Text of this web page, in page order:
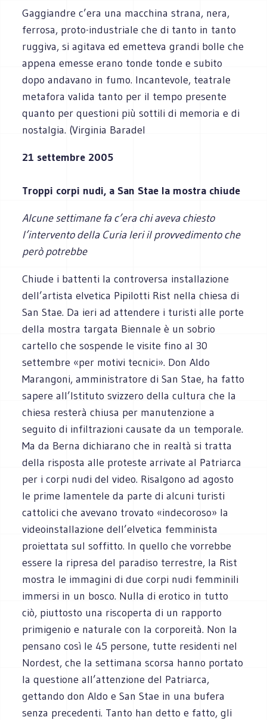
Gaggiandre c’era una macchina strana, nera,
ferrosa, proto-industriale che di tanto in tanto
ruggiva, si agitava ed emetteva grandi bolle che
appena emesse erano tonde tonde e subito
dopo andavano in fumo. Incantevole, teatrale
metafora valida tanto per il tempo presente
quanto per questioni più sottili di memoria e di
nostalgia. (Virginia Baradel
21 settembre 2005
Troppi corpi nudi, a San Stae la mostra chiude
Alcune settimane fa c’era chi aveva chiesto
l’intervento della Curia Ieri il provvedimento che
però potrebbe
Chiude i battenti la controversa installazione
dell’artista elvetica Pipilotti Rist nella chiesa di
San Stae. Da ieri ad attendere i turisti alle porte
della mostra targata Biennale è un sobrio
cartello che sospende le visite fino al 30
settembre «per motivi tecnici». Don Aldo
Marangoni, amministratore di San Stae, ha fatto
sapere all’Istituto svizzero della cultura che la
chiesa resterà chiusa per manutenzione a
seguito di infiltrazioni causate da un temporale.
Ma da Berna dichiarano che in realtà si tratta
della risposta alle proteste arrivate al Patriarca
per i corpi nudi del video. Risalgono ad agosto
le prime lamentele da parte di alcuni turisti
cattolici che avevano trovato «indecoroso» la
videoinstallazione dell’elvetica femminista
proiettata sul soffitto. In quello che vorrebbe
essere la ripresa del paradiso terrestre, la Rist
mostra le immagini di due corpi nudi femminili
immersi in un bosco. Nulla di erotico in tutto
ciò, piuttosto una riscoperta di un rapporto
primigenio e naturale con la corporeità. Non la
pensano così le 45 persone, tutte residenti nel
Nordest, che la settimana scorsa hanno portato
la questione all’attenzione del Patriarca,
gettando don Aldo e San Stae in una bufera
senza precedenti. Tanto han detto e fatto, gli